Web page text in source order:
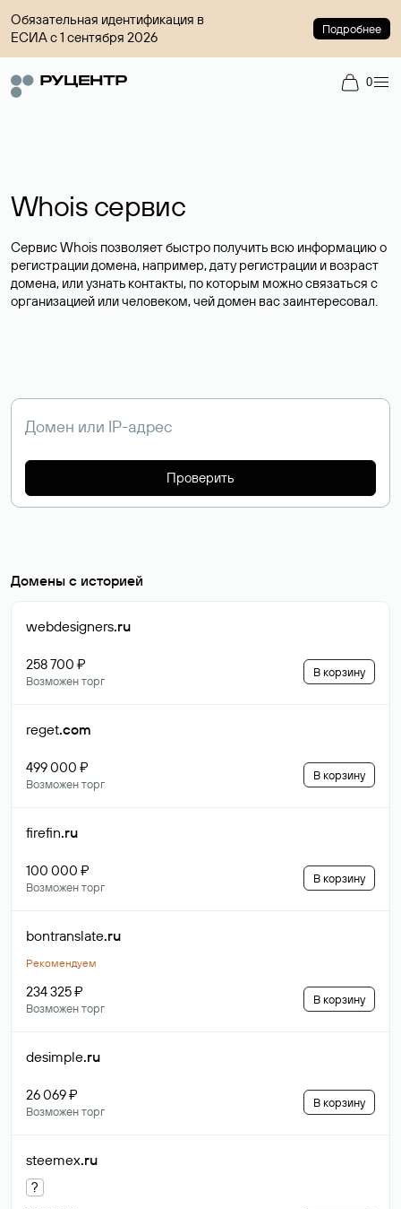
Обязательная идентификация в
ЕСИА с 1 сентября 2026
Подробнее
0
Whois сервис
Сервис Whois позволяет быстро получить всю информацию о
регистрации домена, например, дату регистрации и возраст
домена, или узнать контакты, по которым можно связаться с
организацией или человеком, чей домен вас заинтересовал.
Проверить
Домены с историей
webdesigners.ru
258 700 ₽
Возможен торг
В корзину
reget.com
499 000 ₽
Возможен торг
В корзину
firefin.ru
100 000 ₽
Возможен торг
В корзину
bontranslate.ru
Рекомендуем
234 325 ₽
Возможен торг
В корзину
desimple.ru
26 069 ₽
Возможен торг
В корзину
steemex.ru
?